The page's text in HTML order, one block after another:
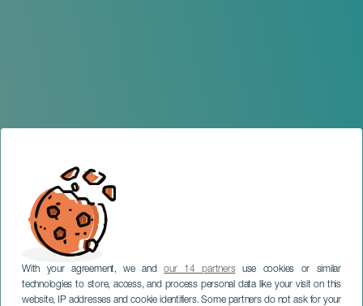
With your agreement, we andour 14 partnersuse cookies or similar
technologies to store, access, and process personal data like your visit on this
website, IP addresses and cookie identifiers. Some partners do not ask for your